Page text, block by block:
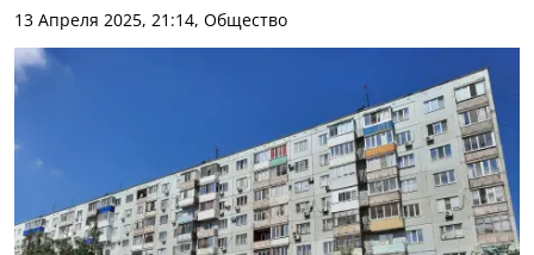
13 Апреля 2025, 21:14, Общество